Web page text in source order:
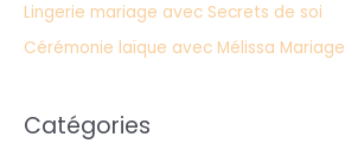
Lingerie mariage avec Secrets de soi
Cérémonie laïque avec Mélissa Mariage
Catégories